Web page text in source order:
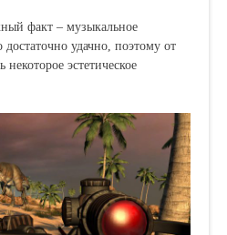
факт – музыкальное
удачно, поэтому от
эстетическое